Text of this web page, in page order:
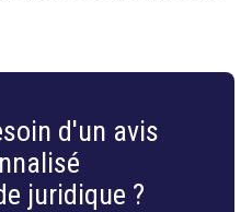
d'un avis
juridique ?